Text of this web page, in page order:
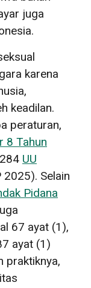
juga
karena
keadilan.
peraturan,
8 Tahun
UU
2025). Selain
Pidana
67 ayat (1),
ayat (1)
praktiknya,